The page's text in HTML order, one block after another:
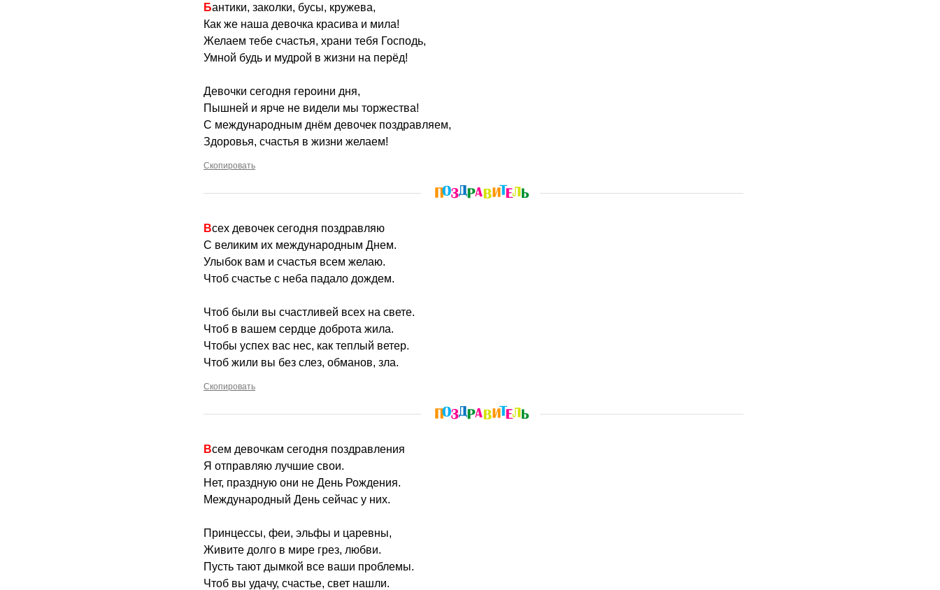
Бантики, заколки, бусы, кружева,
Как же наша девочка красива и мила!
Желаем тебе счастья, храни тебя Господь,
Умной будь и мудрой в жизни на перёд!
Девочки сегодня героини дня,
Пышней и ярче не видели мы торжества!
С международным днём девочек поздравляем,
Здоровья, счастья в жизни желаем!
Скопировать
Всех девочек сегодня поздравляю
С великим их международным Днем.
Улыбок вам и счастья всем желаю.
Чтоб счастье с неба падало дождем.
Чтоб были вы счастливей всех на свете.
Чтоб в вашем сердце доброта жила.
Чтобы успех вас нес, как теплый ветер.
Чтоб жили вы без слез, обманов, зла.
Скопировать
Всем девочкам сегодня поздравления
Я отправляю лучшие свои.
Нет, праздную они не День Рождения.
Международный День сейчас у них.
Принцессы, феи, эльфы и царевны,
Живите долго в мире грез, любви.
Пусть тают дымкой все ваши проблемы.
Чтоб вы удачу, счастье, свет нашли.